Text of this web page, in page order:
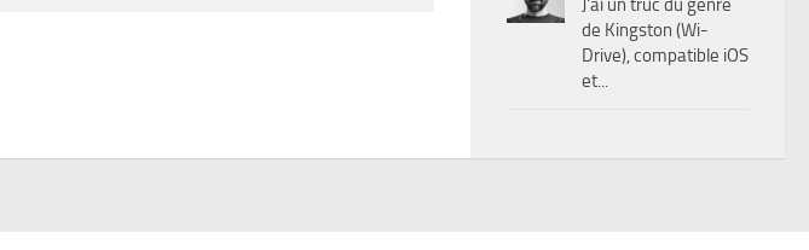
J'ai un truc du genre
de Kingston (Wi-
Drive), compatible iOS
et...